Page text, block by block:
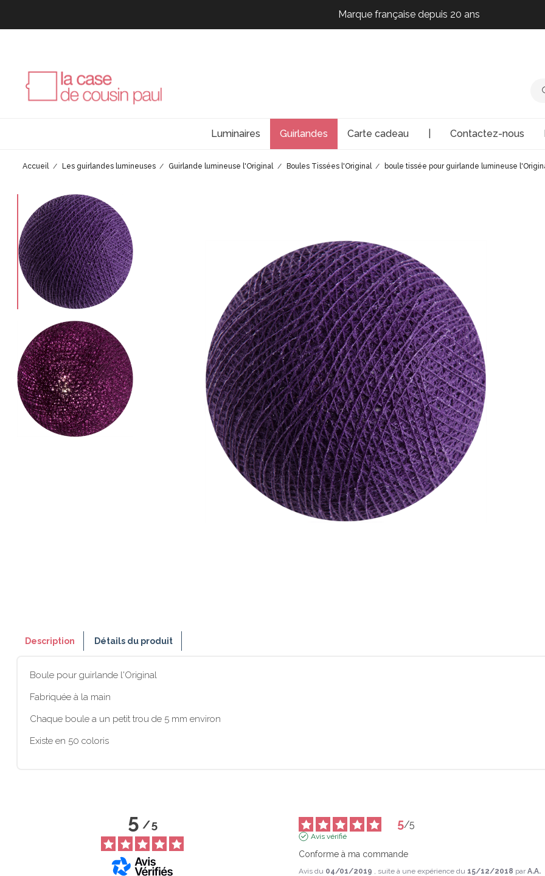
Marque française depuis 20 ans
Marque française depuis 20 ans
Luminaires Guirlandes Carte cadeau Contactez-nous
Accueil Les guirlandes lumineuses Guirlande lumineuse l'Original Boules Tissées l'Original boule tissée pour guirlande lumineuse
Description Détails du produit
Boule pour guirlande l'Original
Fabriquée à la main
Chaque boule a un petit trou de 5 mm environ
Existe en 50 coloris
5/5 5/5
Avis vérifié
Conforme à ma commande
Avis du 04/01/2019 , suite à une expérience du 15/12/2018 parA.A.